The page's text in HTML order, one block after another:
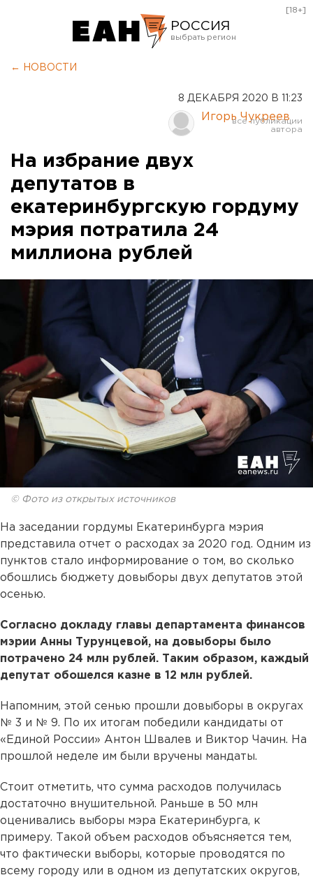
РОССИЯ
Курган
Оренбург
[18+]
← НОВОСТИ
8 ДЕКАБРЯ 2020 В 11:23
Игорь Чукреев
На избрание двух
депутатов в
екатеринбургскую гордуму
мэрия потратила 24
миллиона рублей
© Фото из открытых источников
На заседании гордумы Екатеринбурга мэрия
представила отчет о расходах за 2020 год. Одним из
пунктов стало информирование о том, во сколько
обошлись бюджету довыборы двух депутатов этой
осенью.
Согласно докладу главы департамента финансов
мэрии Анны Турунцевой, на довыборы было
потрачено 24 млн рублей. Таким образом, каждый
депутат обошелся казне в 12 млн рублей.
Напомним, этой сенью прошли довыборы в округах
№ 3 и № 9. По их итогам победили кандидаты от
«Единой России» Антон Швалев и Виктор Чачин. На
прошлой неделе им были вручены мандаты.
Стоит отметить, что сумма расходов получилась
достаточно внушительной. Раньше в 50 млн
оценивались выборы мэра Екатеринбурга, к
примеру. Такой объем расходов объясняется тем,
что фактически выборы, которые проводятся по
всему городу или в одном из депутатских округов,